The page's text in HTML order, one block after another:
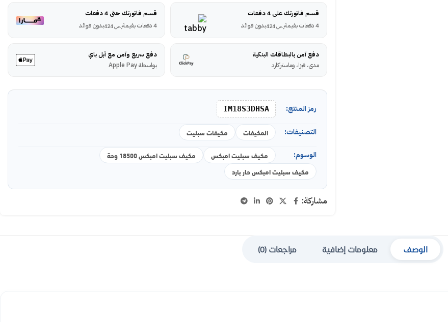
قسم فاتورتك على 4 دفعات
4 دفعات بقيمة
ر.س بدون فوائد
قسم فاتورتك حتى 4 دفعات
4 دفعات بقيمة
ر.س424 بدون فوائد
دفع آمن بالبطاقات البنكية
مدى، فيزا، وماستركارد
دفع سريع وآمن مع أبل باي
بواسطة Apple Pay
رمز المنتج: IM18S3DHSA
التصنيفات: المكيفات مكيفات سبليت
الوسوم: مكيف سبليت امبكس
مكيف سبليت امبكس 18500 وحة
مكيف سبليت امبكس حار بارد
مشاركة:
الوصف معلومات إضافية مراجعات (0)